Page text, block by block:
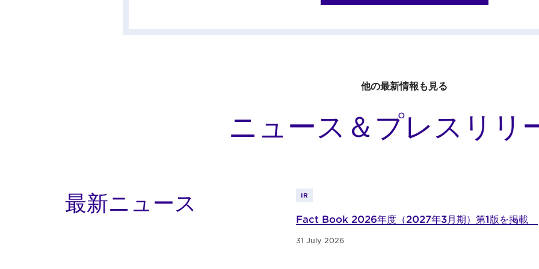
他の最新情報も見る
ニュース＆プレスリリ
最新ニュース IR
Fact Book 2026年度（2027年3月期）第1版を掲載
31 July 2026